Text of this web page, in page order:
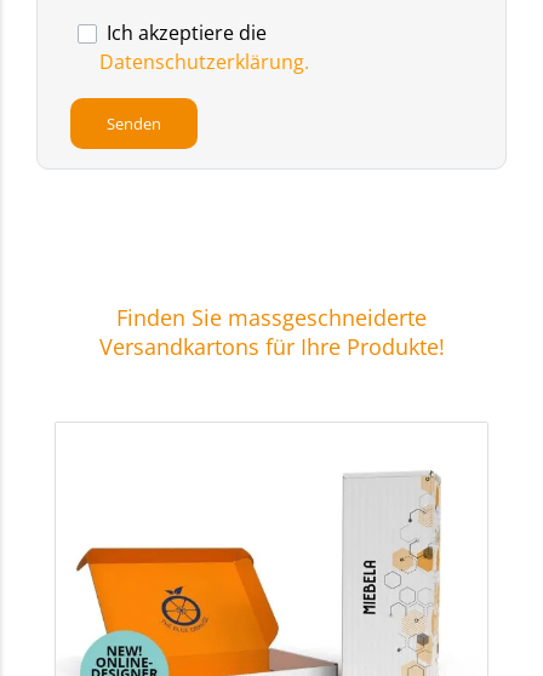
Ich akzeptiere die
Datenschutzerklärung.
Finden Sie massgeschneiderte
Versandkartons für Ihre Produkte!